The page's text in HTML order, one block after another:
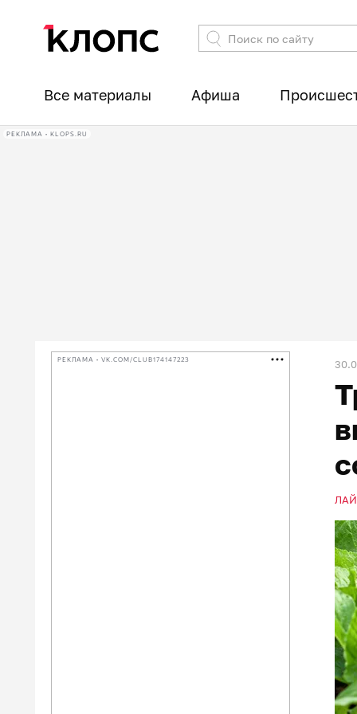
Все материалы Афиша
РЕКЛАМА • KLOPS.RU
РЕКЛАМА • VK.COM/CLUB174147223